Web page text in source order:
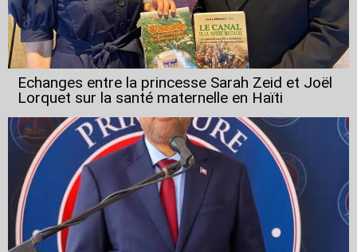
Echanges entre la princesse Sarah Zeid et Joël
Lorquet sur la santé maternelle en Haïti